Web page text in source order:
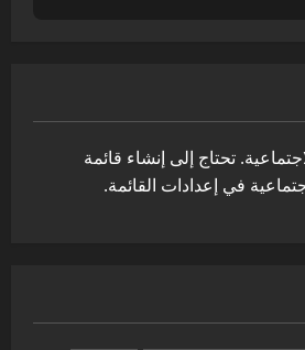
تحتاج إلى إنشاء قائمة
في إعدادات القائمة.